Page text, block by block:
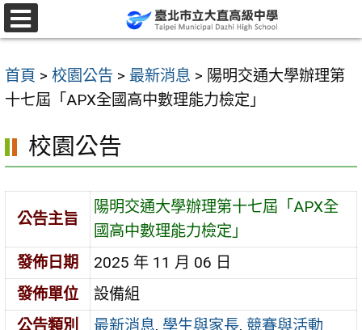
跳
至
要
內
區
首頁 > 校園公告 > 最新消息 > 陽明交通大學辦理第
十七屆「APX全國高中數理能力檢定」
校園公告
公告主旨
陽明交通大學辦理第十七屆「APX全
國高中數理能力檢定」
發佈日期
2025 年 11 月 06 日
發佈單位
設備組
公告類別
最新消息, 學生與家長, 競賽與活動
選
單